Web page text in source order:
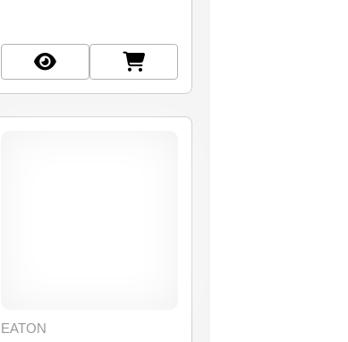
EATON